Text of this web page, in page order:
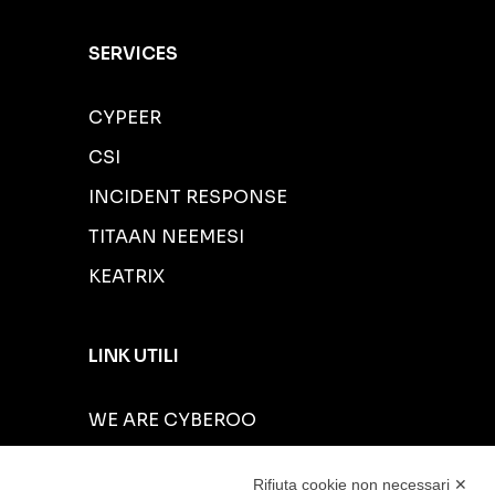
SERVICES
CYPEER
CSI
INCIDENT RESPONSE
TITAAN NEEMESI
KEATRIX
LINK UTILI
WE ARE CYBEROO
Rifiuta cookie non necessari ✕